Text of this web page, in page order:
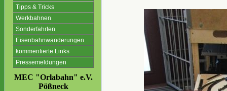
Tipps & Tricks
Werkbahnen
Sonderfahrten
Eisenbahnwanderungen
kommentierte Links
Pressemeldungen
MEC "Orlabahn" e.V.
Pößneck